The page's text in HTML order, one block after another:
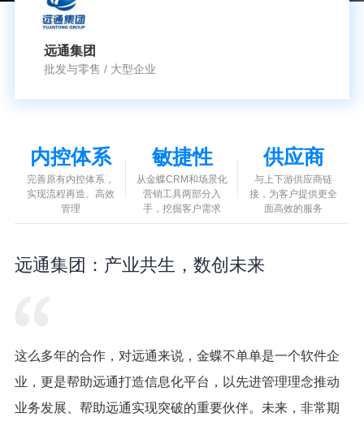
远通集团
批发与零售 / 大型企业
内控体系
完善原有内控体系，
实现流程再造、高效
管理
敏捷性
从金蝶CRM和场景化
营销工具两部分入
手，挖掘客户需求
供应商
与上下游供应商链
接，为客户提供更全
面高效的服务
远通集团：产业共生，数创未来
这么多年的合作，对远通来说，金蝶不单单是一个软件企
业，更是帮助远通打造信息化平台，以先进管理理念推动
业务发展、帮助远通实现突破的重要伙伴。未来，非常期